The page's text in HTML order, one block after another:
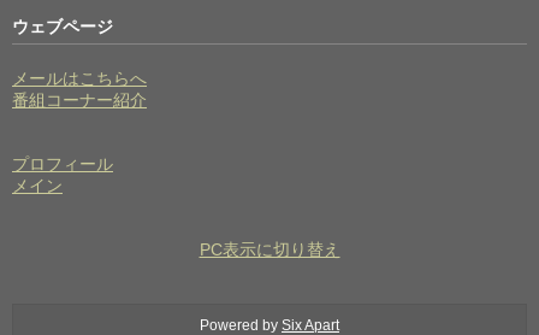
ウェブページ
メールはこちらへ
番組コーナー紹介
プロフィール
メイン
PC表示に切り替え
Powered by Six Apart